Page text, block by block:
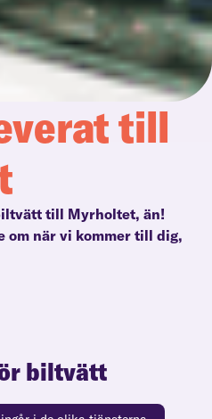
till
till Myrholtet, än!
om när vi kommer till dig,
biltvätt